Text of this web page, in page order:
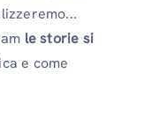
le storie si
e come